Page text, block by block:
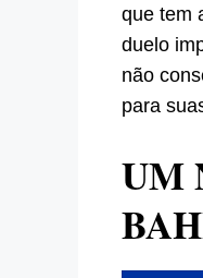
que tem
duelo
não
para
UM